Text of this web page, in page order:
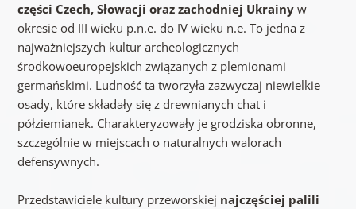
części Czech, Słowacji oraz zachodniej Ukrainyw
okresie od III wieku p.n.e. do IV wieku n.e. To jedna z
najważniejszych kultur archeologicznych
środkowoeuropejskich związanych z plemionami
germańskimi. Ludność ta tworzyła zazwyczaj niewielkie
osady, które składały się z drewnianych chat i
półziemianek. Charakteryzowały je grodziska obronne,
szczególnie w miejscach o naturalnych walorach
defensywnych.
Przedstawiciele kultury przeworskiej najczęściej palili